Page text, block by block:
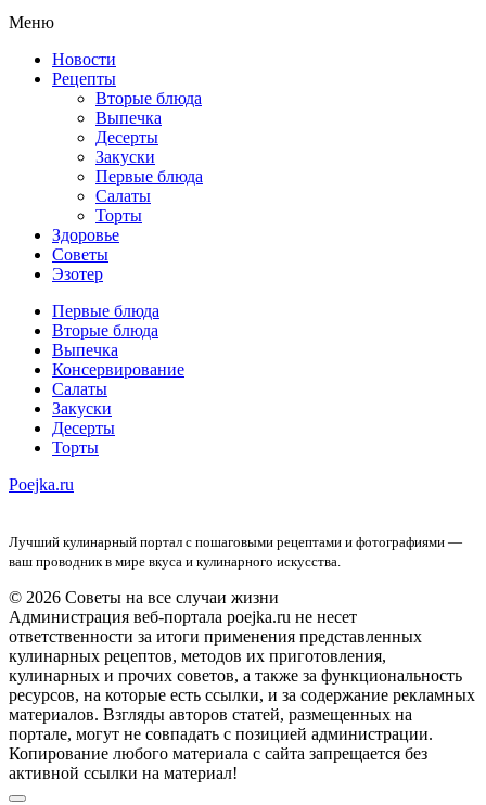
Меню
Новости
Рецепты
Вторые блюда
Выпечка
Десерты
Закуски
Первые блюда
Салаты
Торты
Здоровье
Советы
Эзотер
Первые блюда
Вторые блюда
Выпечка
Консервирование
Салаты
Закуски
Десерты
Торты
Poejka.ru
Лучший кулинарный портал с пошаговыми рецептами и фотографиями —
ваш проводник в мире вкуса и кулинарного искусства.
© 2026 Советы на все случаи жизни
Администрация веб-портала poejka.ru не несет
ответственности за итоги применения представленных
кулинарных рецептов, методов их приготовления,
кулинарных и прочих советов, а также за функциональность
ресурсов, на которые есть ссылки, и за содержание рекламных
материалов. Взгляды авторов статей, размещенных на
портале, могут не совпадать с позицией администрации.
Копирование любого материала с сайта запрещается без
активной ссылки на материал!